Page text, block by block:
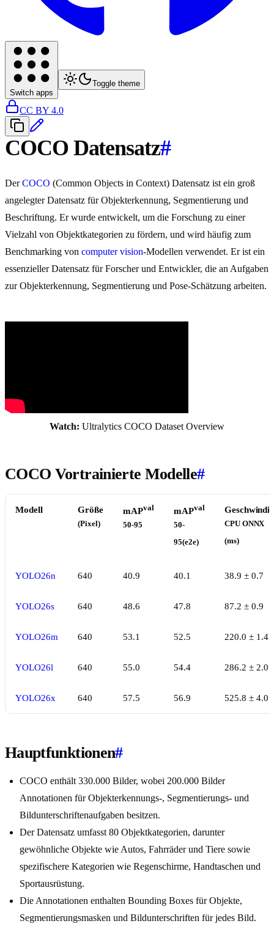
Switch apps
Toggle theme
CC BY 4.0
COCO Datensatz#
DerCOCO (Common Objects in Context) Datensatz ist ein groß
angelegter Datensatz für Objekterkennung, Segmentierung und
Beschriftung. Er wurde entwickelt, um die Forschung zu einer
Vielzahl von Objektkategorien zu fördern, und wird häufig zum
Benchmarking von computer vision-Modellen verwendet. Er ist ein
essenzieller Datensatz für Forscher und Entwickler, die an Aufgaben
zur Objekterkennung, Segmentierung und Pose-Schätzung arbeiten.
Watch: Ultralytics COCO Dataset Overview
COCO Vortrainierte Modelle#
Modell Größe
(Pixel)
mAPval
50-95
mAPval
50-
95(e2e)
CPU ONNX
(ms)
YOLO26n 640 40.9 40.1 38.9 ± 0.7
YOLO26s 640 48.6 47.8 87.2 ± 0.9
YOLO26m 640 53.1 52.5 220.0 ± 1.4
YOLO26l 640 55.0 54.4 286.2 ± 2.0
YOLO26x 640 57.5 56.9 525.8 ± 4.0
Hauptfunktionen#
COCO enthält 330.000 Bilder, wobei 200.000 Bilder
Annotationen für Objekterkennungs-, Segmentierungs- und
Bildunterschriftenaufgaben besitzen.
Der Datensatz umfasst 80 Objektkategorien, darunter
gewöhnliche Objekte wie Autos, Fahrräder und Tiere sowie
spezifischere Kategorien wie Regenschirme, Handtaschen und
Sportausrüstung.
Die Annotationen enthalten Bounding Boxes für Objekte,
Segmentierungsmasken und Bildunterschriften für jedes Bild.